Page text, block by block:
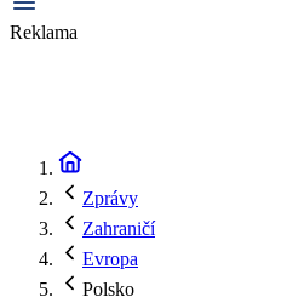
Reklama
Zprávy
Zahraničí
Evropa
Polsko